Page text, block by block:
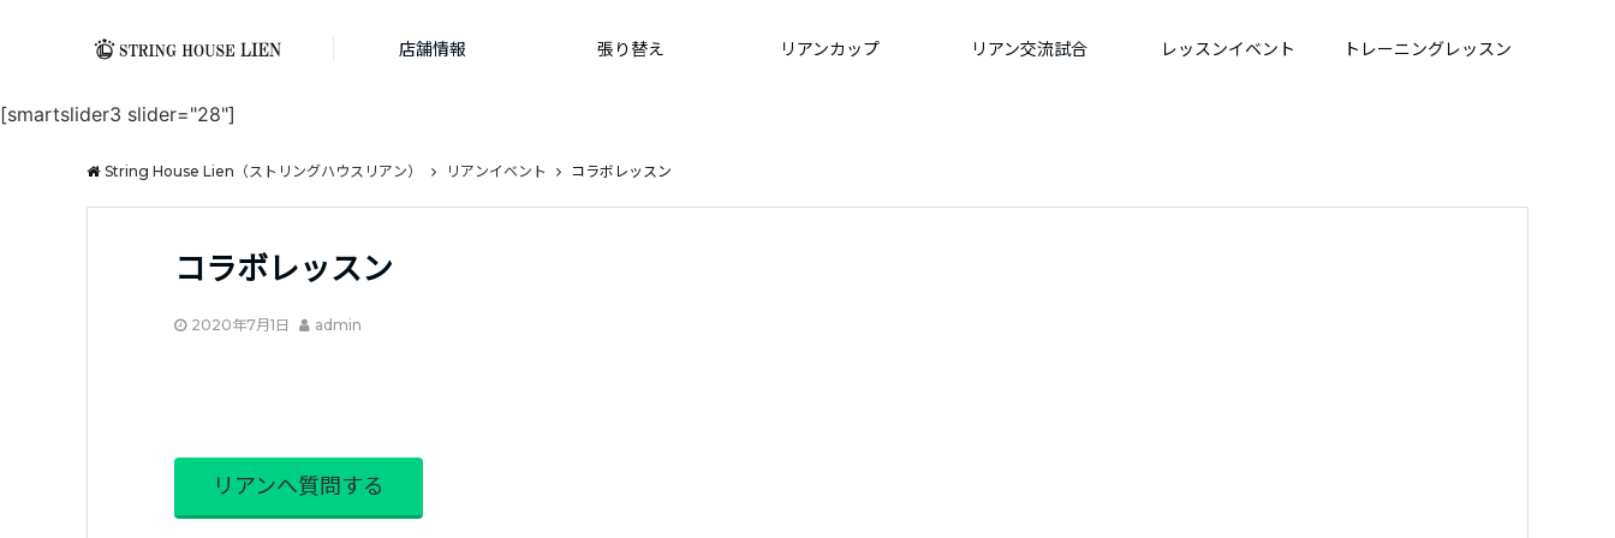
店舗情報 張り替え リアンカップ リアン交流試合 レッスンイベント トレーニングレッスン
[smartslider3 slider="28"]
String House Lien（ストリングハウスリアン） リアンイベント コラボレッスン
コラボレッスン
2020年7月1日 admin
リアンへ質問する